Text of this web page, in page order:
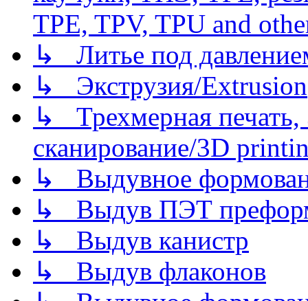
TPE, TPV, TPU and
↳ Литье под
↳ Экструзия/Extrusion
↳ Трехмерная
сканирование/3D
↳ Выдувное
↳ Выдув ПЭТ
↳ Выдув канистр
↳ Выдув флаконов